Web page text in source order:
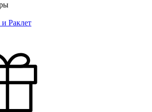
Раклет